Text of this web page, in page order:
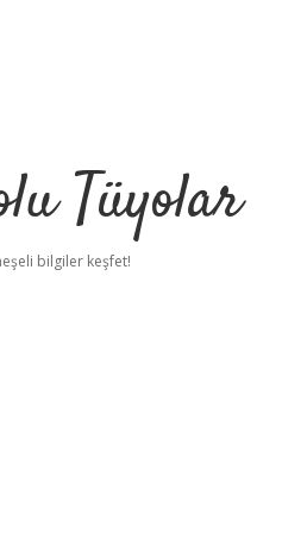
Tüyolar
bilgiler keşfet!